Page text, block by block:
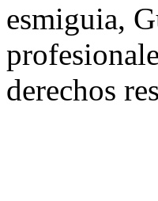
esmiguia,
derechos